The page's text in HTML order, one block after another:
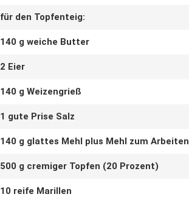
für den Topfenteig:
140 g weiche Butter
2 Eier
140 g Weizengrieß
1 gute Prise Salz
140 g glattes Mehl plus Mehl zum Arbeiten
500 g cremiger Topfen (20 Prozent)
10 reife Marillen